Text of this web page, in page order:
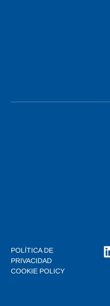
POLÍTICA DE
PRIVACIDAD
COOKIE POLICY